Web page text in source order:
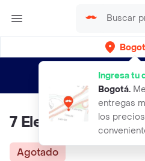
Ingresa tu
Bogotá.
entregas
los
envíos gratis por
7 Elementos
Agotado